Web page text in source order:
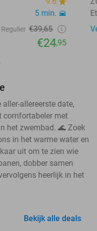
5 min.
Regulier €39,65
€24,95
allereerste date,
comfortabeler met
het zwembad. 🌊 Zoek
in het warme water en
uit om te zien wie
dobber samen
heerlijk in het
Bekijk alle deals